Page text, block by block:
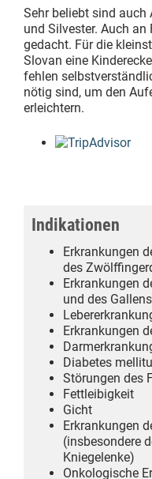
Sehr beliebt sind auch
und Silvester. Auch
gedacht. Für die
Slovan eine
fehlen
nötig sind, um den
erleichtern.
Indikationen
Erkrankungen
des
Erkrankungen
und des
Erkrankungen
Diabetes
Störungen des
Fettleibigkeit
Gicht
Erkrankungen
(insbesondere
Kniegelenke)
Onkologische